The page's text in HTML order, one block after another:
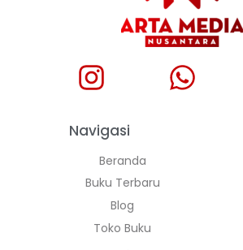
Navigasi
Beranda
Buku Terbaru
Blog
Toko Buku